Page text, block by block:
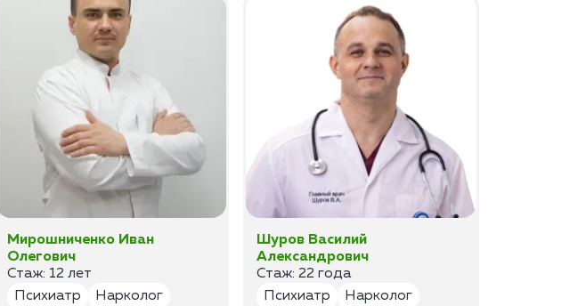
Мирошниченко Иван
Олегович
Стаж: 12 лет
Психиатр
Нарколог
Шуров Василий
Александрович
Стаж: 22 года
Психиатр
Нарколог